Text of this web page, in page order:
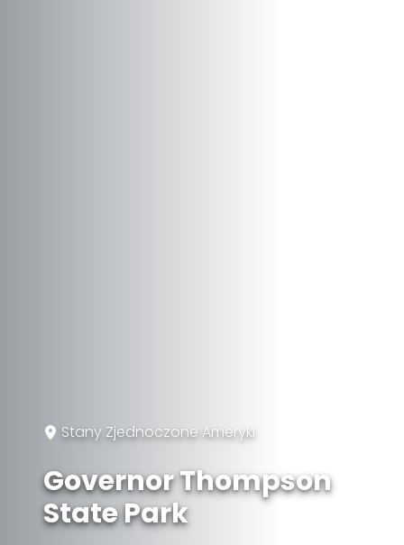
Stany Zjednoczone Ameryki
Governor Thompson
State Park